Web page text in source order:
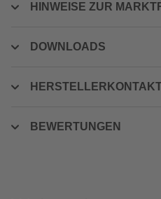
HINWEISE ZUR
DOWNLOADS
BEWERTUNGEN